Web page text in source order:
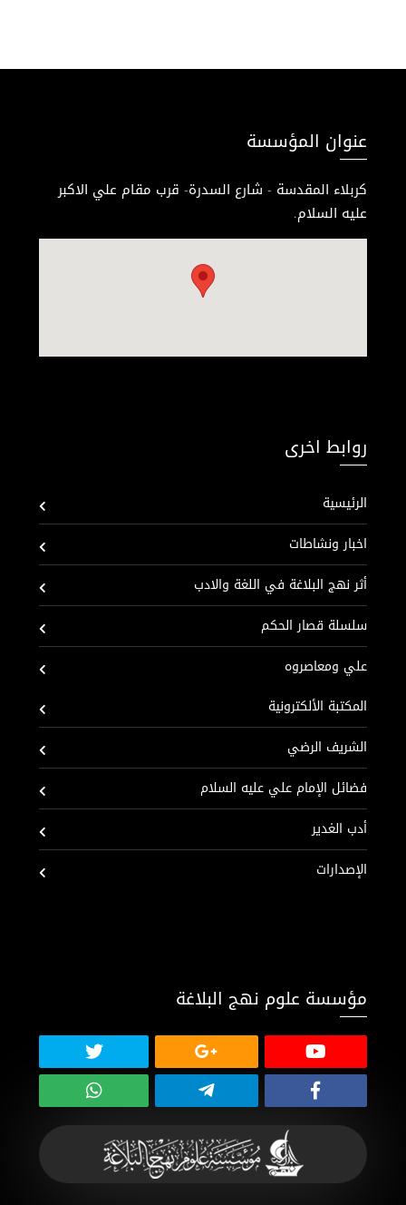
عنوان المؤسسة
كربلاء المقدسة - شارع السدرة- قرب مقام علي الاكبر
عليه السلام.
روابط اخرى
الرئيسية
اخبار ونشاطات
أثر نهج البلاغة في اللغة والادب
سلسلة قصار الحكم
علي ومعاصروه
المكتبة الألكترونية
الشريف الرضي
فضائل الإمام علي عليه السلام
أدب الغدير
الإصدارات
مؤسسة علوم نهج البلاغة